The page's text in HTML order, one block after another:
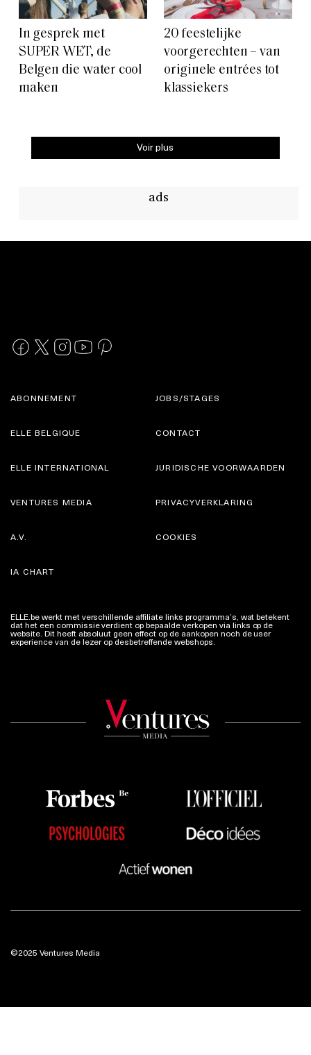
In gesprek met
SUPER WET, de
Belgen die water cool
maken
20 feestelijke
voorgerechten – van
originele entrées tot
klassiekers
Voir plus
ads
ABONNEMENT
ELLE BELGIQUE
JOBS/STAGES
CONTACT
ELLE INTERNATIONAL
VENTURES MEDIA
JURIDISCHE VOORWAARDEN
PRIVACYVERKLARING
A.V.
IA CHART
COOKIES
ELLE.be werkt met verschillende affiliate links programma’s, wat betekent
dat het een commissie verdient op bepaalde verkopen via links op de
website. Dit heeft absoluut geen effect op de aankopen noch de user
experience van de lezer op desbetreffende webshops.
©2025 Ventures Media